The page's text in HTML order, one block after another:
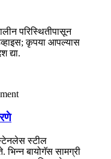
परिस्थितीपासून
कृपया आपल्यास
द्या.
स्टील
बायोगॅस सामग्री